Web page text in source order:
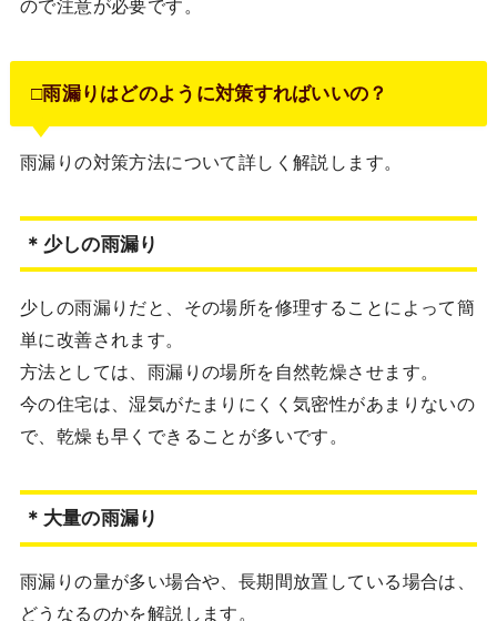
ので注意が必要です。
□雨漏りはどのように対策すればいいの？
雨漏りの対策方法について詳しく解説します。
＊少しの雨漏り
少しの雨漏りだと、その場所を修理することによって簡
単に改善されます。
方法としては、雨漏りの場所を自然乾燥させます。
今の住宅は、湿気がたまりにくく気密性があまりないの
で、乾燥も早くできることが多いです。
＊大量の雨漏り
雨漏りの量が多い場合や、長期間放置している場合は、
どうなるのかを解説します。